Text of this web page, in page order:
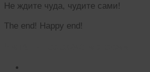
Не ждите чуда, чудите сами!
The end! Happy end!